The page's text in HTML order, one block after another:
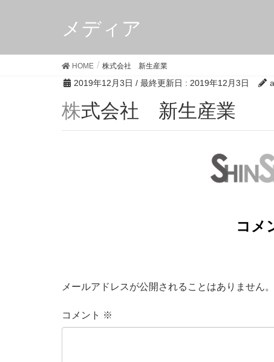
メディア
HOME 株式会社 新生産業
2019年12月3日 / 最終更新日 : 2019年12月3日
株式会社 新生産業
コメ
メールアドレスが公開されることはありません。
コメント ※